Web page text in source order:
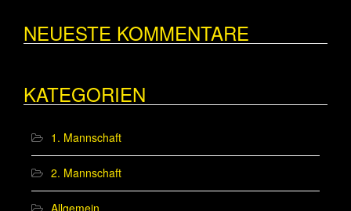
NEUESTE KOMMENTARE
KATEGORIEN
1. Mannschaft
2. Mannschaft
Allgemein